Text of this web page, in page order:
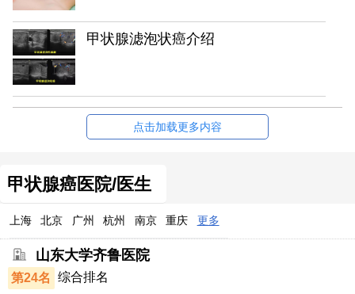
甲状腺滤泡状癌介绍
点击加载更多内容
甲状腺癌医院/医生
上海 北京 广州 杭州 南京 重庆 更多
山东大学齐鲁医院
第24名
综合排名